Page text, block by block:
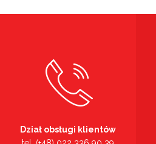
Dział obsługi klientów